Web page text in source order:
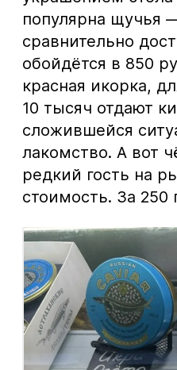
популярна щучья
сравнительно
обойдётся в 850
красная икорка,
10 тысяч отдают
сложившейся
лакомство. А вот
редкий гость на
стоимость. За 250